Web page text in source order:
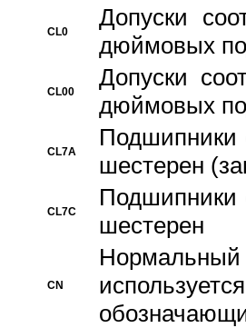
CL0
Допуски
дюймовых
CL00
Допуски
дюймовых
CL7A
Подшипники
шестерен
CL7C
Подшипники
шестерен
CN